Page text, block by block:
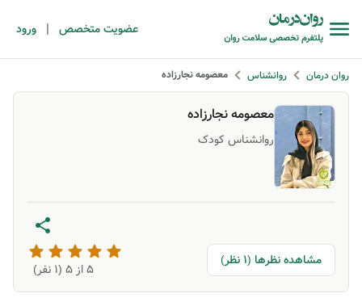
عضویت متخصص | ورود
روان درمان روانشناس معصومه نجارزاده
معصومه نجارزاده
روانشناس کودک
مشاهده نظرها (1 نظر)
5از ۵ ( 1 نفر)